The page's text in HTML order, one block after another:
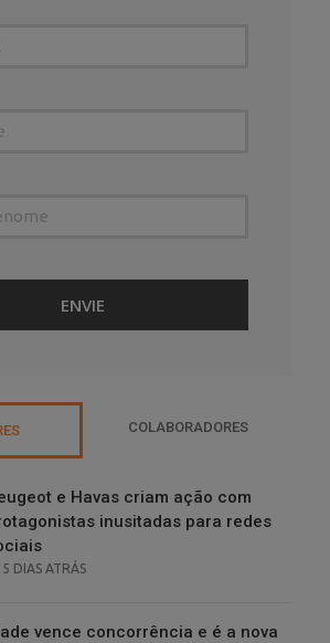
COLABORADORES
e Havas criam ação com
inusitadas para redes
POSTED
5 DIAS ATRÁS
vence concorrência e é a nova